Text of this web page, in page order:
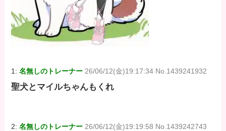
1:名無しのトレーナー 26/06/12(金)19:17:34 No.1439241932
聖犬とマイルちゃんもくれ
2:名無しのトレーナー 26/06/12(金)19:19:58 No.1439242743